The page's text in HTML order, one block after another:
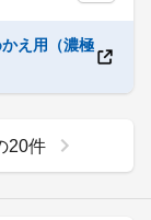
え用（濃極
20件